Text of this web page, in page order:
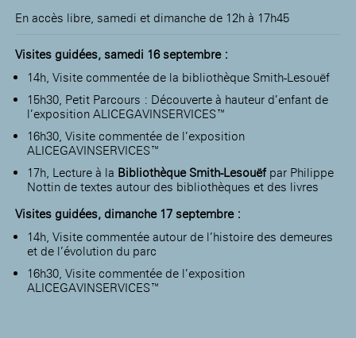
En accès libre, samedi et dimanche de 12h à 17h45
Visites guidées, samedi 16 septembre :
14h, Visite commentée de la bibliothèque Smith-Lesouëf
15h30, Petit Parcours : Découverte à hauteur d’enfant de
l’exposition ALICEGAVINSERVICES™
16h30, Visite commentée de l’exposition
ALICEGAVINSERVICES™
17h, Lecture à la Bibliothèque Smith-Lesouëf par Philippe
Nottin de textes autour des bibliothèques et des livres
Visites guidées, dimanche 17 septembre :
14h, Visite commentée autour de l’histoire des demeures
et de l’évolution du parc
16h30, Visite commentée de l’exposition
ALICEGAVINSERVICES™